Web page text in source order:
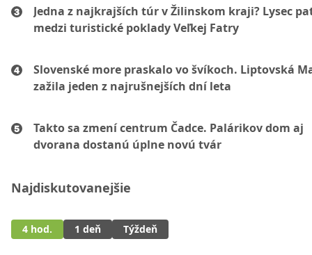
Jedna z najkrajších túr v Žilinskom kraji? Lysec
medzi turistické poklady Veľkej Fatry
Slovenské more praskalo vo švíkoch. Liptovská
zažila jeden z najrušnejších dní leta
Takto sa zmení centrum Čadce. Palárikov dom aj
dvorana dostanú úplne novú tvár
Najdiskutovanejšie
4 hod. 1 deň Týždeň